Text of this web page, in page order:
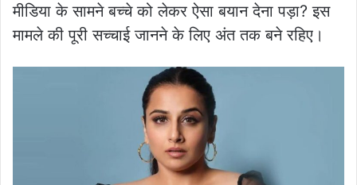
मीडिया के सामने बच्चे को लेकर ऐसा बयान देना पड़ा? इस
मामले की पूरी सच्चाई जानने के लिए अंत तक बने रहिए।